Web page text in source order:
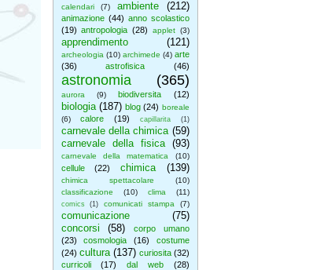
calendari
(7) ambiente (212)
animazione (44) anno scolastico
(19) antropologia (28) applet (3)
apprendimento (121)
archeologia (10) archimede (4) arte
(36)
astrofisica (46)
astronomia (365)
aurora (9) biodiversita (12)
biologia (187) blog (24) boreale
(6)
calore (19) capillarita (1)
carnevale della chimica (59)
carnevale della fisica
(93)
carnevale della matematica (10)
cellule (22) chimica (139)
chimica spettacolare
(10)
classificazione
(10) clima (11)
comics (1) comunicati stampa (7)
comunicazione
(75)
concorsi
(58)
corpo umano
(23)
cosmologia (16)
costume
(24) cultura (137) curiosita (32)
curricoli
(17) dal web (28)